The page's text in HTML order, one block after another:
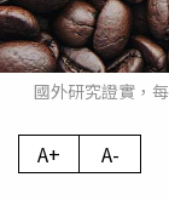
國外研究證實，
A+ A-